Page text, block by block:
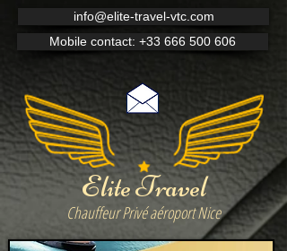
info@elite-travel-vtc.com
Mobile contact: +33 666 500 606
Elite Travel
Chauffeur Privé aéroport Nice